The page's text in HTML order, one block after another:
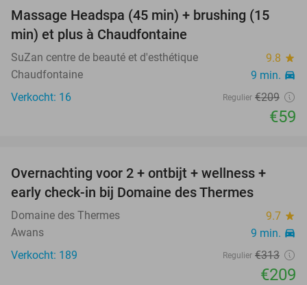
72%
Massage Headspa (45 min) + brushing (15
min) et plus à Chaudfontaine
SuZan centre de beauté et d'esthétique 9.8 star
Chaudfontaine 9 min. directions_car
Verkocht: 16 Regulier €209
€59
33%
Overnachting voor 2 + ontbijt + wellness +
early check-in bij Domaine des Thermes
Domaine des Thermes 9.7 star
Awans 9 min. directions_car
Verkocht: 189 Regulier €313
€209